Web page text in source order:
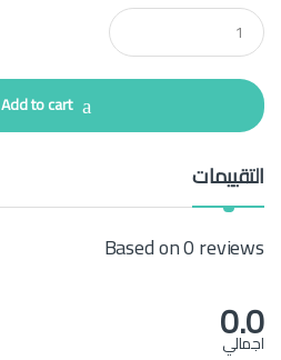
Q
u
a
t
i
Add to cart
التقييمات
Based on 0 reviews
0.0
اجمالي